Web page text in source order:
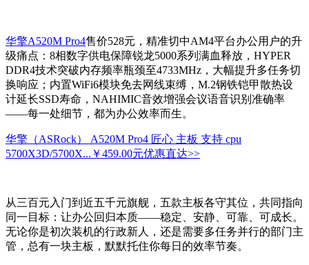
华擎A520M Pro4售价528元，精准切中AM4平台办公用户的升
级痛点：8相数字供电保障锐龙5000系列满血释放，HYPER
DDR4技术突破内存频率瓶颈至4733MHz，大幅提升多任务切
换响应；内置WiFi6模块免去网线束缚，M.2钢铁铠甲散热设
计延长SSD寿命，NAHIMIC音效增强会议语音识别准确率
——每一处细节，都为办公效率而生。
华擎（ASRock） A520M Pro4 匠心 主板 支持 cpu
5700X3D/5700X... ￥459.00元优惠直达>>
从三百元入门到近五千元旗舰，五款主板各守其位，共同指向
同一目标：让办公回归本质——稳定、安静、可靠、可成长。
无论你是初次装机的行政新人，还是需要多任务并行的部门主
管，总有一块主板，默默托住你每日的效率节奏。